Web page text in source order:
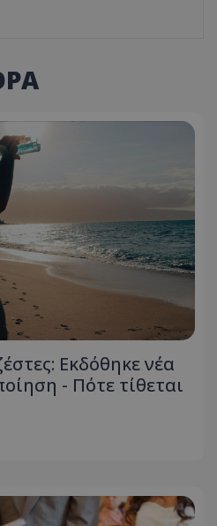
Εκδόθηκε νέα
- Πότε τίθεται